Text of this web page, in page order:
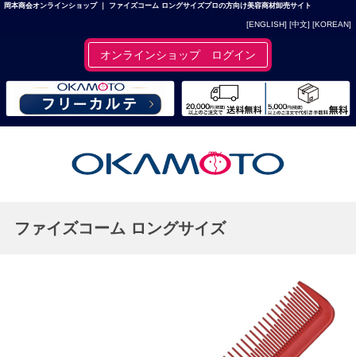
岡本商会オンラインショップ ｜ ファイズコーム ロングサイズプロの方向け美容商材卸売サイト
[ENGLISH] [中文] [KOREAN]
オンラインショップ ログイン
ファイズコーム ロングサイズ